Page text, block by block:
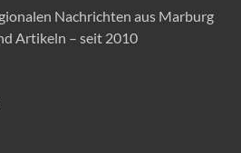
Nachrichten aus Marburg
Artikeln – seit 2010